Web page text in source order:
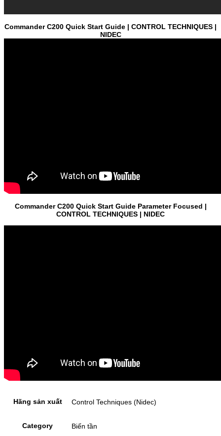
Commander C200 Quick Start Guide | CONTROL TECHNIQUES |
NIDEC
Commander C200 Quick Start Guide Parameter Focused |
CONTROL TECHNIQUES | NIDEC
Hãng sản xuất Control Techniques (Nidec)
Category Biến tần